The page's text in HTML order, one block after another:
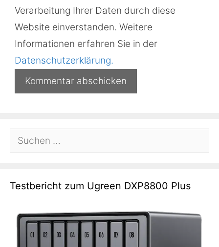
Verarbeitung Ihrer Daten durch diese
Website einverstanden. Weitere
Informationen erfahren Sie in der
Datenschutzerklärung.
Suchen
Testbericht zum Ugreen DXP8800 Plus